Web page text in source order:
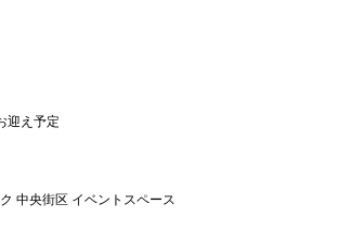
迎え予定
中央街区 イベントスペース